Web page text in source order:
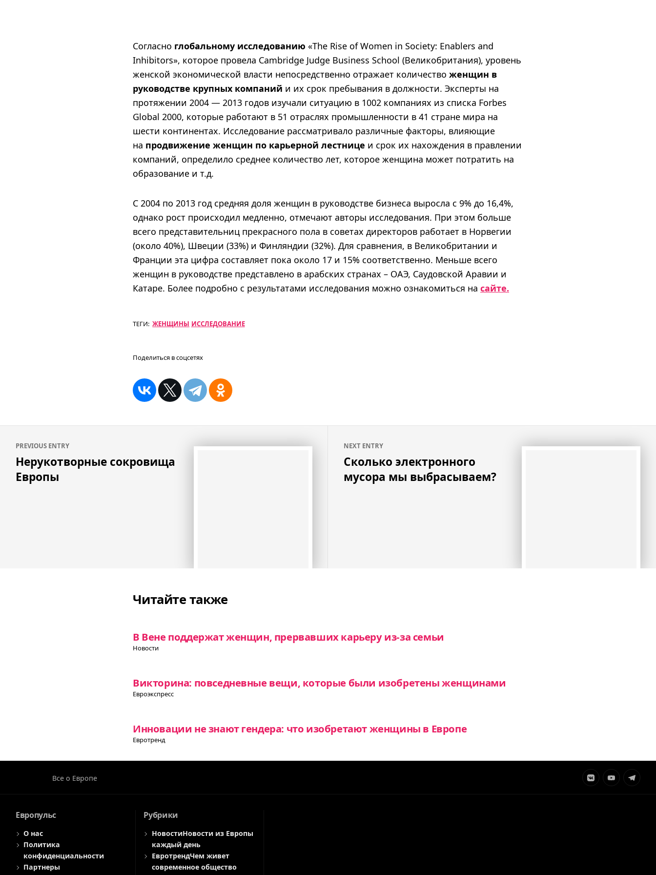
Согласно глобальному исследованию «The Rise of Women in Society: Enablers and
Inhibitors», которое провела Cambridge Judge Business School (Великобритания), уровень
женской экономической власти непосредственно отражает количество женщин в
руководстве крупных компаний и их срок пребывания в должности. Эксперты на
протяжении 2004 — 2013 годов изучали ситуацию в 1002 компаниях из списка Forbes
Global 2000, которые работают в 51 отраслях промышленности в 41 стране мира на
шести континентах. Исследование рассматривало различные факторы, влияющие
на продвижение женщин по карьерной лестнице и срок их нахождения в правлении
компаний, определило среднее количество лет, которое женщина может потратить на
образование и т.д.
С 2004 по 2013 год средняя доля женщин в руководстве бизнеса выросла с 9% до 16,4%,
однако рост происходил медленно, отмечают авторы исследования. При этом больше
всего представительниц прекрасного пола в советах директоров работает в Норвегии
(около 40%), Швеции (33%) и Финляндии (32%). Для сравнения, в Великобритании и
Франции эта цифра составляет пока около 17 и 15% соответственно. Меньше всего
женщин в руководстве представлено в арабских странах – ОАЭ, Саудовской Аравии и
Катаре. Более подробно с результатами исследования можно ознакомиться на сайте.
ТЕГИ: ЖЕНЩИНЫ ИССЛЕДОВАНИЕ
Поделиться в соцсетях
по
записям
PREVIOUS ENTRY
Нерукотворные сокровища
Европы
NEXT ENTRY
Сколько электронного
мусора мы выбрасываем?
Читайте также
В Вене поддержат женщин, прервавших карьеру из-за семьи
Новости
Викторина: повседневные вещи, которые были изобретены женщинами
Евроэкспресс
Инновации не знают гендера: что изобретают женщины в Европе
Евротренд
Все о Европе
ЭлементЭлементЭлемент
Европульс
О нас
Политика
конфиденциальности
Партнеры
Рубрики
НовостиНовости из Европы
каждый день
ЕвротрендЧем живет
современное общество